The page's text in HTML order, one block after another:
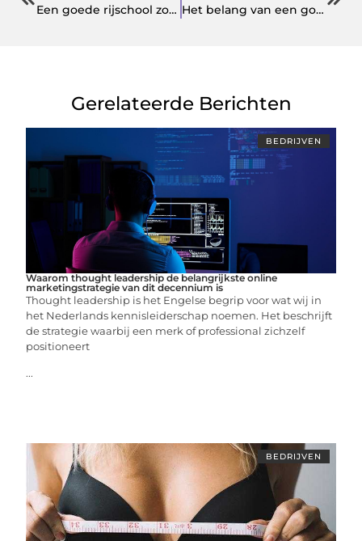
Een goede rijschool zoeken, rijles Den Bosch Het belang van een goede rijschool uit Almere
Gerelateerde Berichten
BEDRIJVEN
Waarom thought leadership de belangrijkste online
marketingstrategie van dit decennium is
Thought leadership is het Engelse begrip voor wat wij in
het Nederlands kennisleiderschap noemen. Het beschrijft
de strategie waarbij een merk of professional zichzelf
positioneert
...
BEDRIJVEN